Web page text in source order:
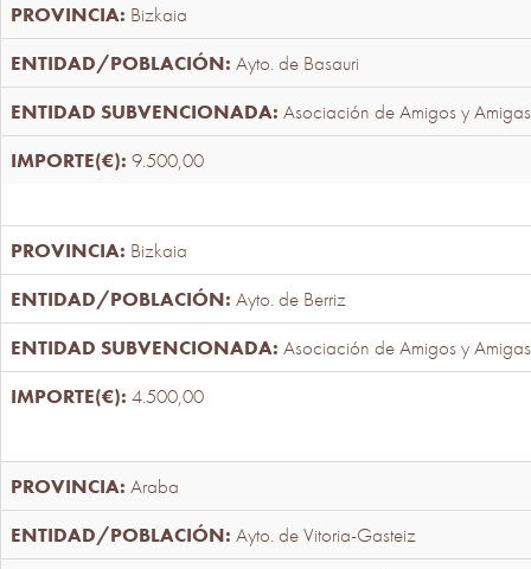
Bizkaia
Ayto. de Basauri
Asociación de Amigos y
9.500,00
Bizkaia
Ayto. de Berriz
Asociación de Amigos y
4.500,00
Araba
Ayto. de Vitoria-Gasteiz